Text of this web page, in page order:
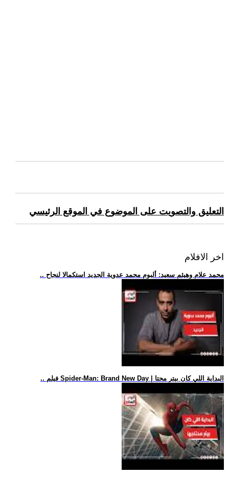
التعليق والتصويت على الموضوع في الموقع الرئيسي
اخر الافلام
.. محمد علام وهيثم سعيد: ألبوم محمد عدوية الجديد استكمالا لنجاح
.. فيلم Spider-Man: Brand New Day | البداية اللي كان بيتر محتا